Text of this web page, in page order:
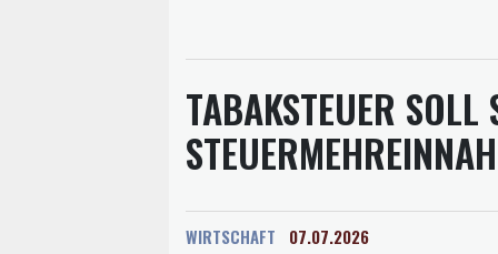
TABAKSTEUER
WIRTSCHAFT 07.07.2026